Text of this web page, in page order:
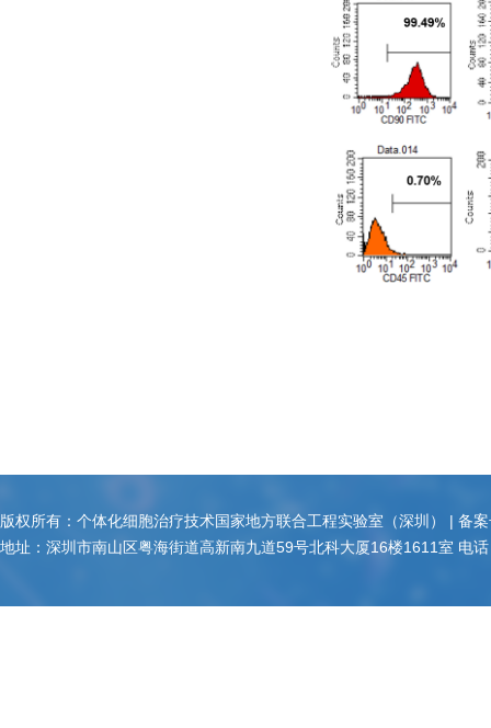
版权所有：个体化细胞治疗技术国家地方联合工程实验室（深圳） | 备
地址：深圳市南山区粤海街道高新南九道59号北科大厦16楼1611室 电